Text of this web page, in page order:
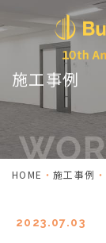
施工事例
HOME 施工事例
2023.07.03